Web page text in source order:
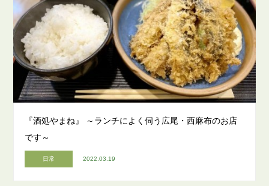
『酒処やまね』 ～ランチによく伺う広尾・西麻布のお店
です～
日常 2022.03.19